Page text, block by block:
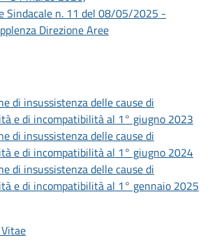
Sindacale n. 11 del 08/05/2025 -
Direzione Aree
di insussistenza delle cause di
e di incompatibilità al 1° giugno 2023
di insussistenza delle cause di
e di incompatibilità al 1° giugno 2024
di insussistenza delle cause di
e di incompatibilità al 1° gennaio 2025